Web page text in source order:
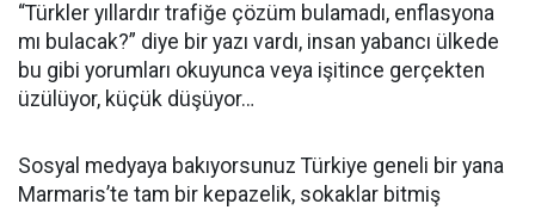
“Türkler yıllardır trafiğe çözüm bulamadı, enflasyona
mı bulacak?” diye bir yazı vardı, insan yabancı ülkede
bu gibi yorumları okuyunca veya işitince gerçekten
üzülüyor, küçük düşüyor…
Sosyal medyaya bakıyorsunuz Türkiye geneli bir yana
Marmaris’te tam bir kepazelik, sokaklar bitmiş